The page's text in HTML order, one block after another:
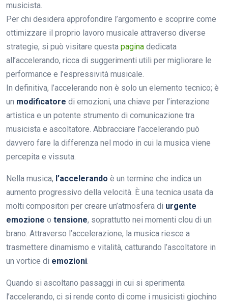
musicista.
Per chi desidera approfondire l’argomento e scoprire come
ottimizzare il proprio lavoro musicale attraverso diverse
strategie, si può visitare questa pagina dedicata
all’accelerando, ricca di suggerimenti utili per migliorare le
performance e l’espressività musicale.
In definitiva, l’accelerando non è solo un elemento tecnico; è
un modificatore di emozioni, una chiave per l’interazione
artistica e un potente strumento di comunicazione tra
musicista e ascoltatore. Abbracciare l’accelerando può
davvero fare la differenza nel modo in cui la musica viene
percepita e vissuta.
Nella musica, l’accelerando è un termine che indica un
aumento progressivo della velocità. È una tecnica usata da
molti compositori per creare un’atmosfera di urgente
emozione o tensione, soprattutto nei momenti clou di un
brano. Attraverso l’accelerazione, la musica riesce a
trasmettere dinamismo e vitalità, catturando l’ascoltatore in
un vortice di emozioni.
Quando si ascoltano passaggi in cui si sperimenta
l’accelerando, ci si rende conto di come i musicisti giochino